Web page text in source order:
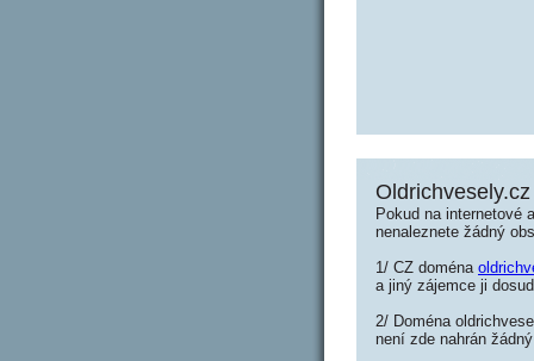
Oldrichvesely.cz
Pokud na internetové
nenaleznete žádný
1/ CZ doména
a jiný zájemce ji
2/ Doména
není zde nahrán